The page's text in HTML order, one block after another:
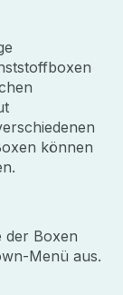
können
der Boxen
Menü aus.